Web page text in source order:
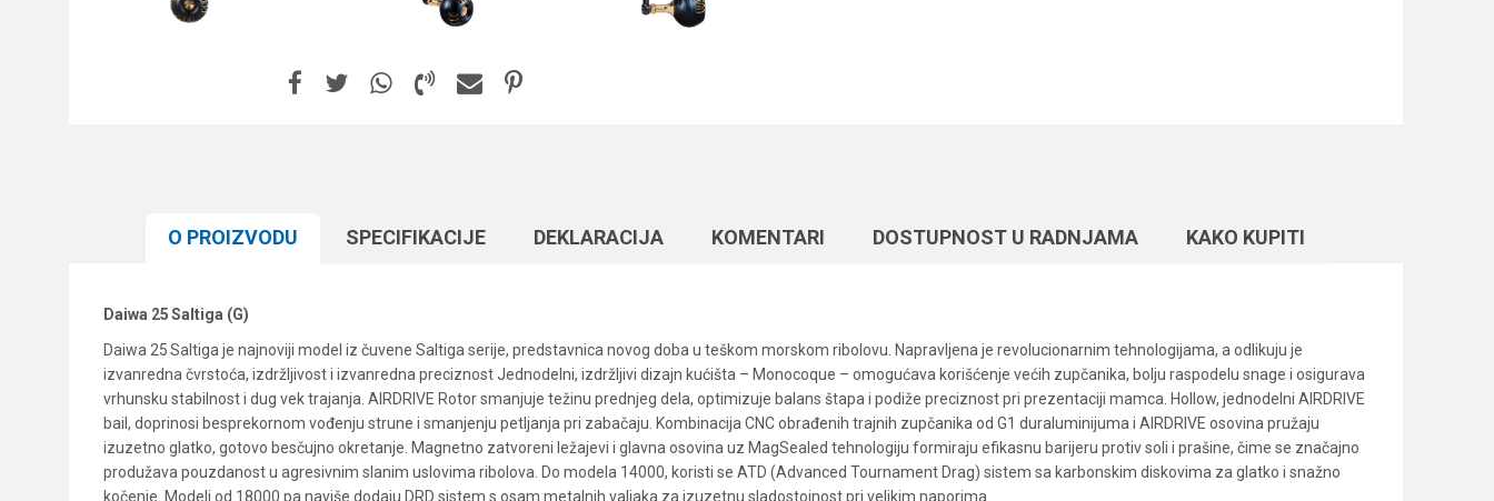
O PROIZVODU SPECIFIKACIJЕ DEKLARACIJA KOMENTARI DOSTUPNOST U RADNJAMA KAKO KUPITI
Daiwa 25 Saltiga (G)
Daiwa 25 Saltiga je najnoviji model iz čuvene Saltiga serije, predstavnica novog doba u teškom morskom ribolovu. Napravljena je revolucionarnim tehnologijama, a odlikuju je
izvanredna čvrstoća, izdržljivost i izvanredna preciznost Jednodelni, izdržljivi dizajn kućišta – Monocoque – omogućava korišćenje većih zupčanika, bolju raspodelu snage i osigurava
vrhunsku stabilnost i dug vek trajanja. AIRDRIVE Rotor smanjuje težinu prednjeg dela, optimizuje balans štapa i podiže preciznost pri prezentaciji mamca. Hollow, jednodelni AIRDRIVE
bail, doprinosi besprekornom vođenju strune i smanjenju petljanja pri zabačaju. Kombinacija CNC obrađenih trajnih zupčanika od G1 duraluminijuma i AIRDRIVE osovina pružaju
izuzetno glatko, gotovo besčujno okretanje. Magnetno zatvoreni ležajevi i glavna osovina uz MagSealed tehnologiju formiraju efikasnu barijeru protiv soli i prašine, čime se značajno
produžava pouzdanost u agresivnim slanim uslovima ribolova. Do modela 14000, koristi se ATD (Advanced Tournament Drag) sistem sa karbonskim diskovima za glatko i snažno
kočenje. Modeli od 18000 pa naviše dodaju DRD sistem s osam metalnih valjaka za izuzetnu sladostojnost pri velikim naporima.